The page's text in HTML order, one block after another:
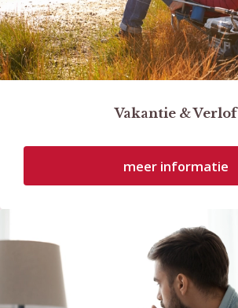
Vakantie & Verlof
meer informatie